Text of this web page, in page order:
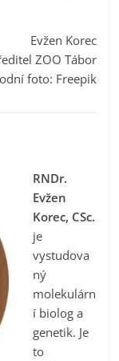
Evžen Korec
ZOO Tábor
foto: Freepik
RNDr.
Evžen
Korec, CSc.
je
vystudova
ný
molekulárn
í biolog a
genetik. Je
to